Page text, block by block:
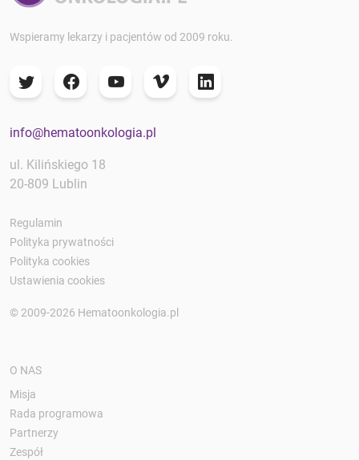
Wspieramy lekarzy i pacjentów od 2009 roku.
info@hematoonkologia.pl
ul. Kilińskiego 18
20-809 Lublin
Regulamin
Polityka prywatności
Polityka cookies
Ustawienia cookies
© 2009-2026 Hematoonkologia.pl
O NAS
Misja
Rada programowa
Partnerzy
Zespół